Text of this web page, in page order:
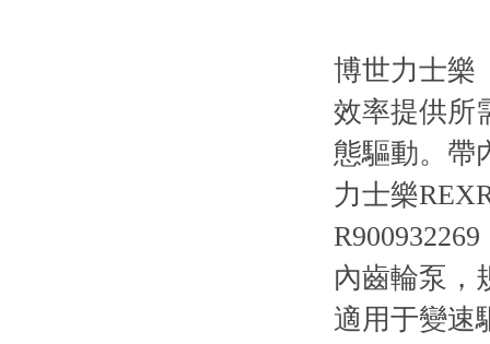
博世力士樂
效率提供所
態驅動。帶
力士樂
R900932269
內齒輪泵，
適用于變速